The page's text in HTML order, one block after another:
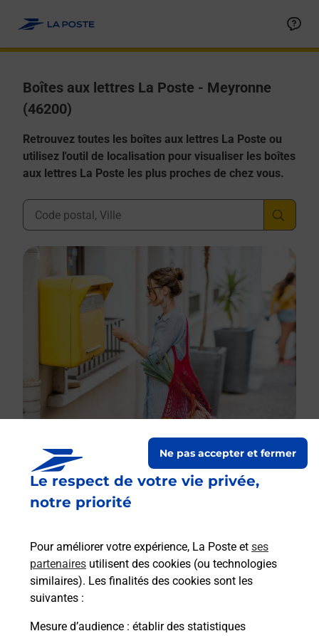
Le respect de votre vie privée,
notre priorité
Pour améliorer votre expérience, La Poste et ses
partenaires utilisent des cookies (ou technologies
similaires). Les finalités des cookies sont les
suivantes :
Mesure d’audience : établir des statistiques
Ne pas accepter et fermer
Boîtes aux lettres La Poste - Meyronne
(46200)
Retrouvez toutes les boîtes aux lettres La Poste ou
utilisez l'outil de localisation pour visualiser les boîtes
aux lettres La Poste les plus proches de chez vous.
Ville, Département, Code Postal
Boîte aux lettres La Poste
24 Rue Du 19 Mars 1962
46200 Meyronne
Le lien s'ouvre dans un nouvel onglet